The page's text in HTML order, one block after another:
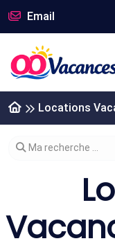
Email
Locations
Modifier votre
Ma recherche ...